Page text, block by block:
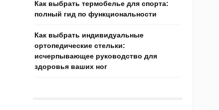
Как выбрать термобелье для спорта:
полный гид по функциональности
Как выбрать индивидуальные
ортопедические стельки:
исчерпывающее руководство для
здоровья ваших ног